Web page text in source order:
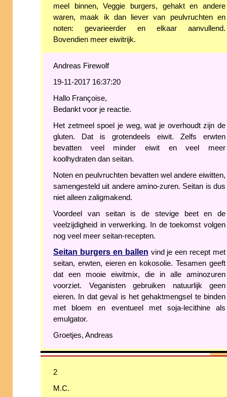
meel binnen, Veggie burgers, gehakt en andere
waren, maak ik dan liever van peulvruchten en
noten: gevarieerder en elkaar aanvullend.
Bovendien meer eiwitrijk.
Andreas Firewolf
19-11-2017 16:37:20
Hallo Françoise,
Bedankt voor je reactie.
Het zetmeel spoel je weg, wat je overhoudt zijn de
gluten. Dat is grotendeels eiwit. Zelfs erwten
bevatten veel minder eiwit en veel meer
koolhydraten dan seitan.
Noten en peulvruchten bevatten wel andere eiwitten,
samengesteld uit andere amino-zuren. Seitan is dus
niet alleen zaligmakend.
Voordeel van seitan is de stevige beet en de
veelzijdigheid in verwerking. In de toekomst volgen
nog veel meer seitan-recepten.
Seitan burgers en ballen vind je een recept met
seitan, erwten, eieren en kokosolie. Tesamen geeft
dat een mooie eiwitmix, die in alle aminozuren
voorziet. Veganisten gebruiken natuurlijk geen
eieren. In dat geval is het gehaktmengsel te binden
met bloem en eventueel met soja-lecithine als
emulgator.
Groetjes, Andreas
2
M.C.